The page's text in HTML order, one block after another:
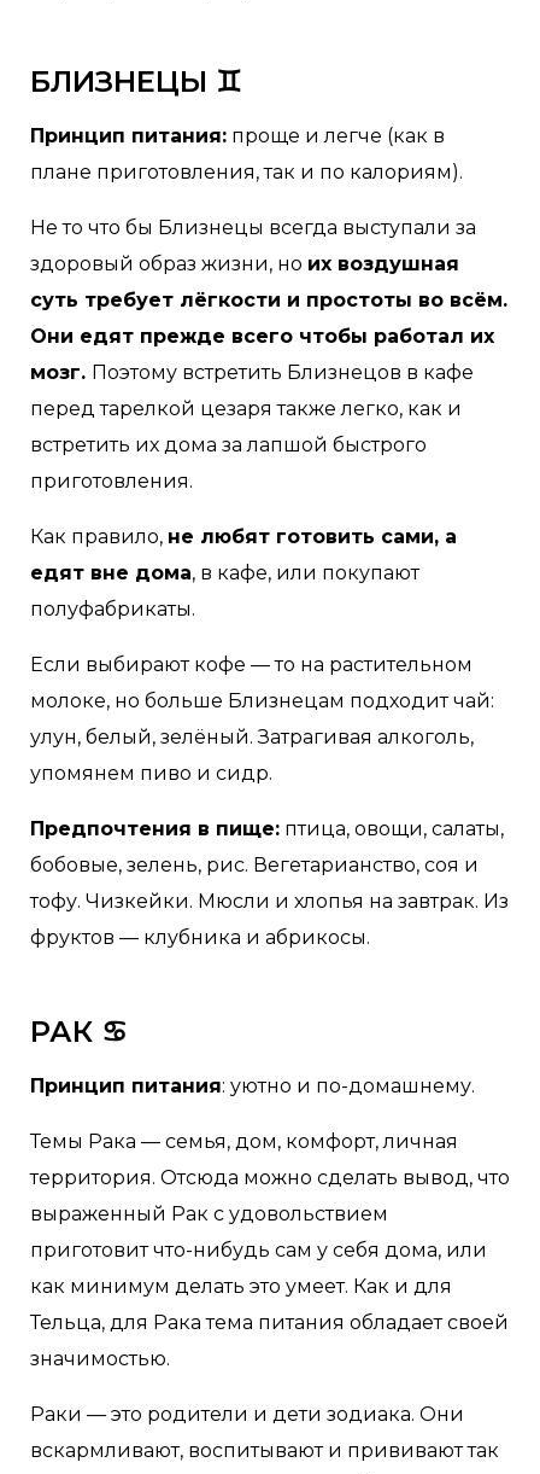
БЛИЗНЕЦЫ ♊
Принцип питания: проще и легче (как в
плане приготовления, так и по калориям).
Не то что бы Близнецы всегда выступали за
здоровый образ жизни, но их воздушная
суть требует лёгкости и простоты во всём.
Они едят прежде всего чтобы работал их
мозг. Поэтому встретить Близнецов в кафе
перед тарелкой цезаря также легко, как и
встретить их дома за лапшой быстрого
приготовления.
Как правило, не любят готовить сами, а
едят вне дома, в кафе, или покупают
полуфабрикаты.
Если выбирают кофе — то на растительном
молоке, но больше Близнецам подходит чай:
улун, белый, зелёный. Затрагивая алкоголь,
упомянем пиво и сидр.
Предпочтения в пище: птица, овощи, салаты,
бобовые, зелень, рис. Вегетарианство, соя и
тофу. Чизкейки. Мюсли и хлопья на завтрак. Из
фруктов — клубника и абрикосы.
РАК ♋
Принцип питания: уютно и по-домашнему.
Темы Рака — семья, дом, комфорт, личная
территория. Отсюда можно сделать вывод, что
выраженный Рак с удовольствием
приготовит что-нибудь сам у себя дома, или
как минимум делать это умеет. Как и для
Тельца, для Рака тема питания обладает своей
значимостью.
Раки — это родители и дети зодиака. Они
вскармливают, воспитывают и прививают так